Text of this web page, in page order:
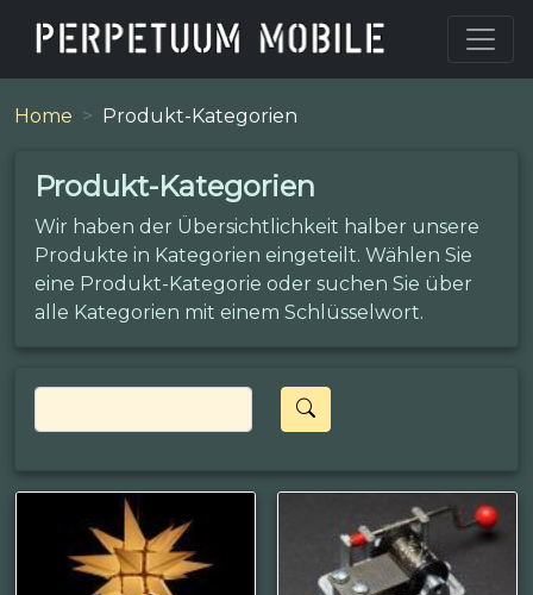
Home Produkt-Kategorien
Produkt-Kategorien
Wir haben der Übersichtlichkeit halber unsere
Produkte in Kategorien eingeteilt. Wählen Sie
eine Produkt-Kategorie oder suchen Sie über
alle Kategorien mit einem Schlüsselwort.